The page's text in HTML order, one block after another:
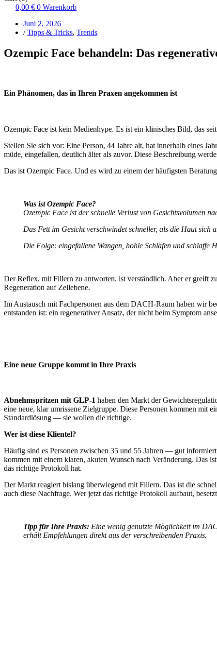
0,00 € 0 Warenkorb
Juni 2, 2026
/ Tipps & Tricks, Trends
Ozempic Face behandeln: Das
Ein Phänomen, das in Ihren Praxen angekommen ist
Ozempic Face ist kein Medienhype. Es ist ein klinisches Bild, das
Stellen Sie sich vor: Eine Person, 44 Jahre alt, hat innerhalb eines
müde, eingefallen, deutlich älter als zuvor. Diese Beschreibung
Das ist Ozempic Face. Und es wird zu einem der häufigsten
Was ist Ozempic Face?
Ozempic Face ist der schnelle Verlust von Gesichtsvolumen
Das Fett im Gesicht verschwindet schneller, als die Haut sich
Die Folge: eingefallene Wangen, hohle Schläfen und schlaffe
Der Reflex, mit Fillern zu antworten, ist verständlich. Aber er greift
Regeneration auf Zellebene.
Im Austausch mit Fachpersonen aus dem DACH-Raum haben wir
entstanden ist: ein regenerativer Ansatz, der nicht beim Symptom
Eine neue Gruppe kommt in Ihre Praxis
Abnehmspritzen mit GLP-1 haben den Markt der
eine neue, klar umrissene Zielgruppe. Diese Personen kommen mit
Standardlösung — sie wollen die richtige.
Wer ist diese Klientel?
Häufig sind es Personen zwischen 35 und 55 Jahren — gut
kommen mit einem klaren, akuten Wunsch nach Veränderung. Das
das richtige Protokoll hat.
Der Markt reagiert bislang überwiegend mit Fillern. Das ist die
auch diese Nachfrage. Wer jetzt das richtige Protokoll aufbaut,
Tipp für Ihre Praxis: Eine wenig genutzte Möglichkeit im
erhält Empfehlungen direkt aus der verschreibenden Praxis.